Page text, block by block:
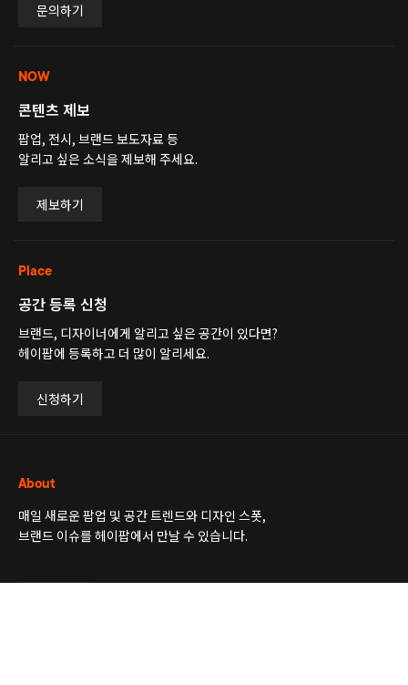
문의하기
NOW
콘텐츠 제보
팝업, 전시, 브랜드 보도자료 등
알리고 싶은 소식을 제보해 주세요.
제보하기
Place
공간 등록 신청
브랜드, 디자이너에게 알리고 싶은 공간이 있다면?
헤이팝에 등록하고 더 많이 알리세요.
신청하기
About
매일 새로운 팝업 및 공간 트렌드와 디자인 스폿,
브랜드 이슈를 헤이팝에서 만날 수 있습니다.